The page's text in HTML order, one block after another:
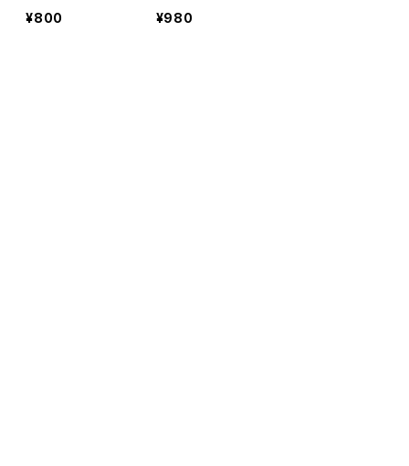
袋 約17本～19
¥800
袋 約17本～19
¥980